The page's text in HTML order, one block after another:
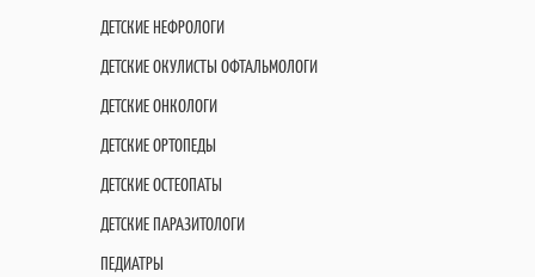
ДЕТСКИЕ НЕФРОЛОГИ
ДЕТСКИЕ ОКУЛИСТЫ ОФТАЛЬМОЛОГИ
ДЕТСКИЕ ОНКОЛОГИ
ДЕТСКИЕ ОРТОПЕДЫ
ДЕТСКИЕ ОСТЕОПАТЫ
ДЕТСКИЕ ПАРАЗИТОЛОГИ
ПЕДИАТРЫ